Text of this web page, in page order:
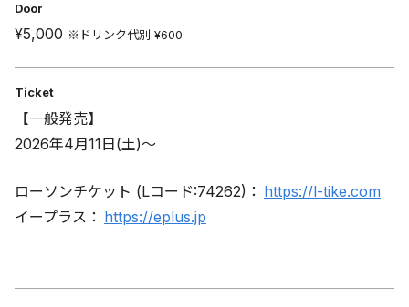
Door
¥5,000 ※ドリンク代別 ¥600
Ticket
【一般発売】
2026年4月11日(土)〜
ローソンチケット (Lコード:74262)： https://l-tike.com
イープラス： https://eplus.jp